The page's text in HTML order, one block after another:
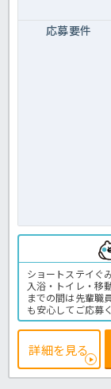
応募要件
ショートステイぐ
入浴・トイレ・移
までの間は先輩職
も安心してご応募
実していますので
取得費用は法人が
いという無資格・
ント☆この求人が
ね☆ショートステ
＜介護職 正社員
詳細を見る